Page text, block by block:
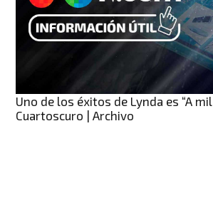
Uno de los éxitos de Lynda es “A
Cuartoscuro | Archivo